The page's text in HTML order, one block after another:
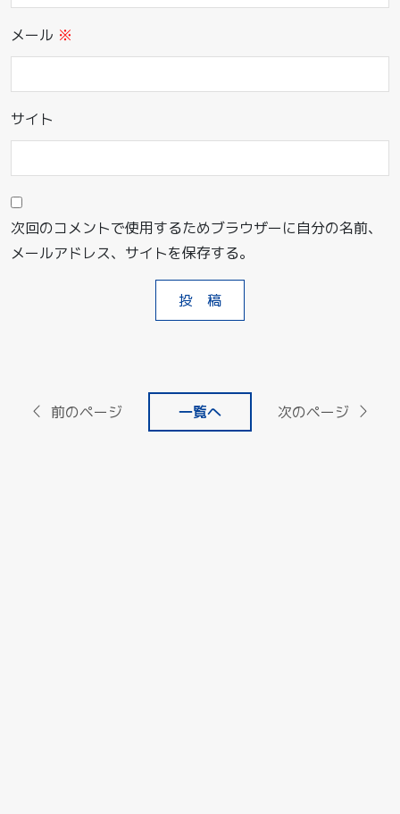
メール ※
サイト
次回のコメントで使用するためブラウザーに自分の名前、
メールアドレス、サイトを保存する。
前のページ 一覧へ 次のページ